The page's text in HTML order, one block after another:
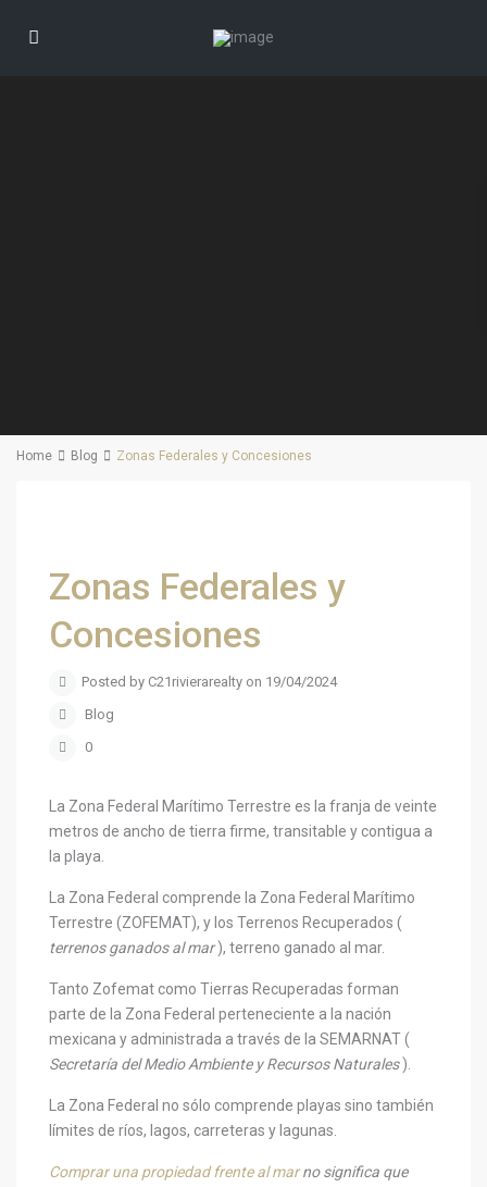
Home Blog Zonas Federales y Concesiones
Zonas Federales y
Concesiones
Posted by C21rivierarealty on 19/04/2024
Blog
0
La Zona Federal Marítimo Terrestre es la franja de veinte
metros de ancho de tierra firme, transitable y contigua a
la playa.
La Zona Federal comprende la Zona Federal Marítimo
Terrestre (ZOFEMAT), y los Terrenos Recuperados (
terrenos ganados al mar), terreno ganado al mar.
Tanto Zofemat como Tierras Recuperadas forman
parte de la Zona Federal perteneciente a la nación
mexicana y administrada a través de la SEMARNAT (
Secretaría del Medio Ambiente y Recursos Naturales).
La Zona Federal no sólo comprende playas sino también
límites de ríos, lagos, carreteras y lagunas.
Comprar una propiedad frente al marno significa que